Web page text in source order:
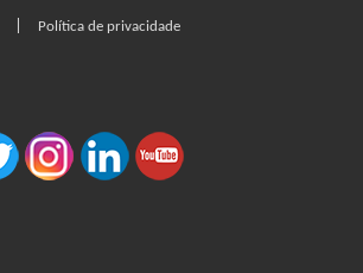
Política de privacidade